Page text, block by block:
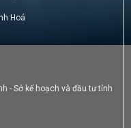
Hoá
- Sở kế hoạch và đầu tư tỉnh